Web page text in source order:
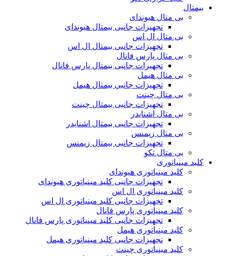
بیمتال
بی متال هیوندای
تجهیزات جانبی بیمتال هیوندای
بی متال ال اس
تجهیزات جانبی بیمتال ال اس
بی متال پارس فانال
تجهیزات جانبی بیمتال پارس فانال
بی متال هیمل
تجهیزات جانبی بیمتال هیمل
بی متال چینت
تجهیزات جانبی بیمتال چینت
بی متال اشنایدر
تجهیزات جانبی بیمتال اشنایدر
بی متال زیمنس
تجهیزات جانبی بیمتال زیمنس
بی متال تکو
کلید مینیاتوری
کلید مینیاتوری هیوندای
تجهیزات جانبی کلید مینیاتوری هیوندای
کلید مینیاتوری ال اس
تجهیزات جانبی کلید مینیاتوری ال اس
کلید مینیاتوری پارس فانال
تجهیزات جانبی کلید مینیاتوری پارس فانال
کلید مینیاتوری هیمل
تجهیزات جانبی کلید مینیاتوری هیمل
کلید مینیاتوری چینت